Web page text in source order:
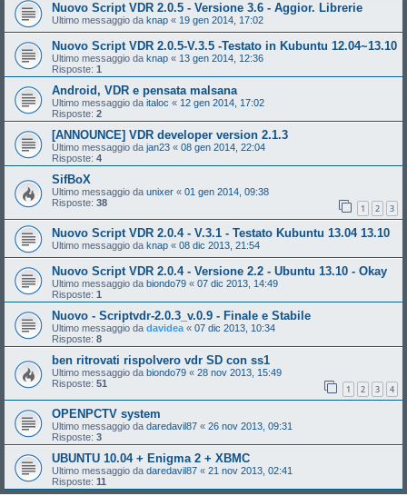
Nuovo Script VDR 2.0.5 - Versione 3.6 - Aggior. Librerie
Ultimo messaggio da knap « 19 gen 2014, 17:02
Nuovo Script VDR 2.0.5-V.3.5 -Testato in Kubuntu 12.04~13.10
Ultimo messaggio da knap « 13 gen 2014, 12:36
Risposte: 1
Android, VDR e pensata malsana
Ultimo messaggio da italoc « 12 gen 2014, 17:02
Risposte: 2
[ANNOUNCE] VDR developer version 2.1.3
Ultimo messaggio da jan23 « 08 gen 2014, 22:04
Risposte: 4
SifBoX
Ultimo messaggio da unixer « 01 gen 2014, 09:38
Risposte: 38 1 2 3
Nuovo Script VDR 2.0.4 - V.3.1 - Testato Kubuntu 13.04 13.10
Ultimo messaggio da knap « 08 dic 2013, 21:54
Nuovo Script VDR 2.0.4 - Versione 2.2 - Ubuntu 13.10 - Okay
Ultimo messaggio da biondo79 « 07 dic 2013, 14:49
Risposte: 1
Nuovo - Scriptvdr-2.0.3_v.0.9 - Finale e Stabile
Ultimo messaggio da davidea « 07 dic 2013, 10:34
Risposte: 8
ben ritrovati rispolvero vdr SD con ss1
Ultimo messaggio da biondo79 « 28 nov 2013, 15:49
Risposte: 51 1 2 3 4
OPENPCTV system
Ultimo messaggio da daredavil87 « 26 nov 2013, 09:31
Risposte: 3
UBUNTU 10.04 + Enigma 2 + XBMC
Ultimo messaggio da daredavil87 « 21 nov 2013, 02:41
Risposte: 11